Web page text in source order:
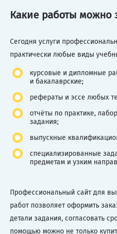
Какие работы можно
Сегодня услуги
практически любые виды
курсовые и дипломные
и бакалаврские;
рефераты и эссе любых
отчёты по практике,
задания;
выпускные
специализированные
предметам и узким
Профессиональный сайт для
работ позволяет оформить
детали задания, согласовать
помощью можно не только